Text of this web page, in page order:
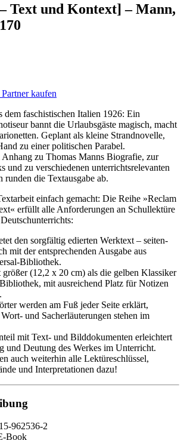
Text und Kontext] – Mann,
kaufen
dem faschistischen Italien 1926: Ein
bannt die Urlaubsgäste magisch, macht
Geplant als kleine Strandnovelle,
zu einer politischen Parabel.
Anhang zu Thomas Manns Biografie, zur
und zu verschiedenen unterrichtsrelevanten
runden die Textausgabe ab.
einfach gemacht: Die Reihe »Reclam
erfüllt alle Anforderungen an Schullektüre
den sorgfältig edierten Werktext – seiten-
mit der entsprechenden Ausgabe aus
Bibliothek.
größer (12,2 x 20 cm) als die gelben Klassiker
mit ausreichend Platz für Notizen
werden am Fuß jeder Seite erklärt,
und Sacherläuterungen stehen im
mit Text- und Bilddokumenten erleichtert
und Deutung des Werkes im Unterricht.
auch weiterhin alle Lektüreschlüssel,
und Interpretationen dazu!
962536-2
Book